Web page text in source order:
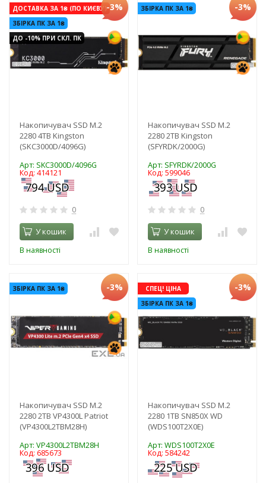
ДОСТАВКА ЗА 1₴ (ПО КИЄВУ)
ЗБІРКА ПК ЗА 1₴
ДО -10% ПРИ СКЛ. ПК
-3%
Накопичувач SSD M.2
2280 4TB Kingston
(SKC3000D/4096G)
Арт: SKC3000D/4096G
Код: 414121
0
У кошик
В наявності
ЗБІРКА ПК ЗА 1₴ -3%
Накопичувач SSD M.2
2280 2TB Kingston
(SFYRDK/2000G)
Арт: SFYRDK/2000G
Код: 599046
0
У кошик
В наявності
ЗБІРКА ПК ЗА 1₴ -3%
Накопичувач SSD M.2
2280 2TB VP4300L Patriot
(VP4300L2TBM28H)
Арт: VP4300L2TBM28H
Код: 685673
СПЕЦ! ЦІНА
ЗБІРКА ПК ЗА 1₴
-3%
Накопичувач SSD M.2
2280 1TB SN850X WD
(WDS100T2X0E)
Арт: WDS100T2X0E
Код: 584242